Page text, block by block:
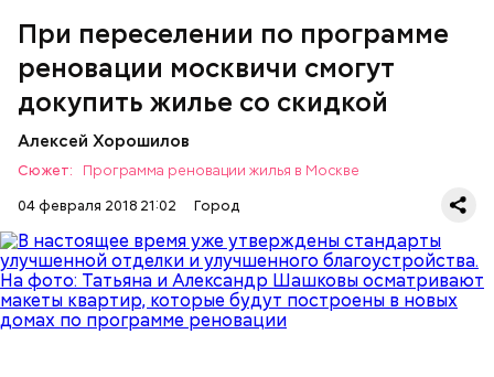
При переселении по программе
реновации москвичи смогут
докупить жилье со скидкой
Алексей Хорошилов
Сюжет:
Программа реновации жилья в Москве
04 февраля 2018 21:02
Город
Расширить жилплощадь смогут только те, кто
выбрал компенсацию в виде равнозначного жилья.
Для этого нужно написать заявление, и если у
города найдется подходящая квартира, то ее
предоставят.